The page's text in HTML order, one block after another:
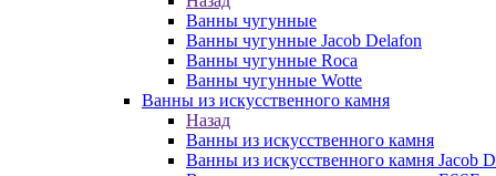
Ванны чугунные
Ванны чугунные Jacob Delafon
Ванны чугунные Roca
Ванны чугунные Wotte
Ванны из искусственного камня
Назад
Ванны из искусственного камня
Ванны из искусственного камня Jacob